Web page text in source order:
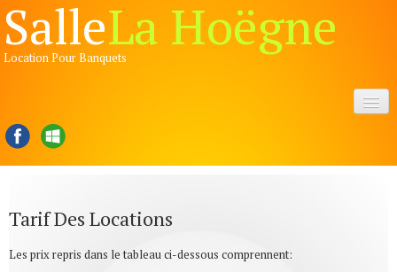
SalleLa Hoëgne
Location Pour Banquets
Accueil
Présentations▼
Réserver
Informations▼
Tarif Des Locations
Les prix repris dans le tableau ci-dessous comprennent: